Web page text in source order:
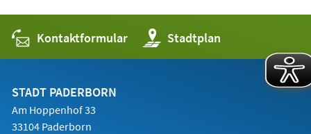
Kontaktformular Stadtplan
(Öffnet
in
einem
STADT PADERBORN
Am Hoppenhof 33
33104 Paderborn